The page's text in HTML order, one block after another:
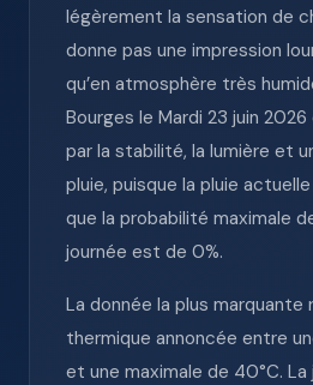
légèrement la sensation de
donne pas une impression
qu’en atmosphère très
Bourges le Mardi 23 juin
par la stabilité, la lumière et
pluie, puisque la pluie
que la probabilité maximale
journée est de 0%.
La donnée la plus marquante
thermique annoncée entre
et une maximale de 40°C. La